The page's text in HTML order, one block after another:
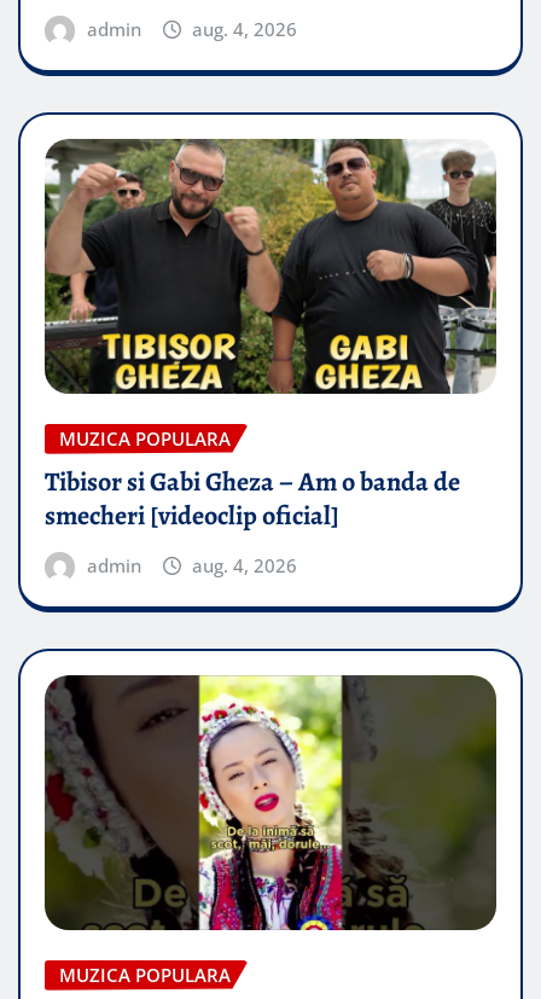
admin aug. 4, 2026
MUZICA POPULARA
Tibisor si Gabi Gheza – Am o banda de
smecheri [videoclip oficial]
admin aug. 4, 2026
MUZICA POPULARA